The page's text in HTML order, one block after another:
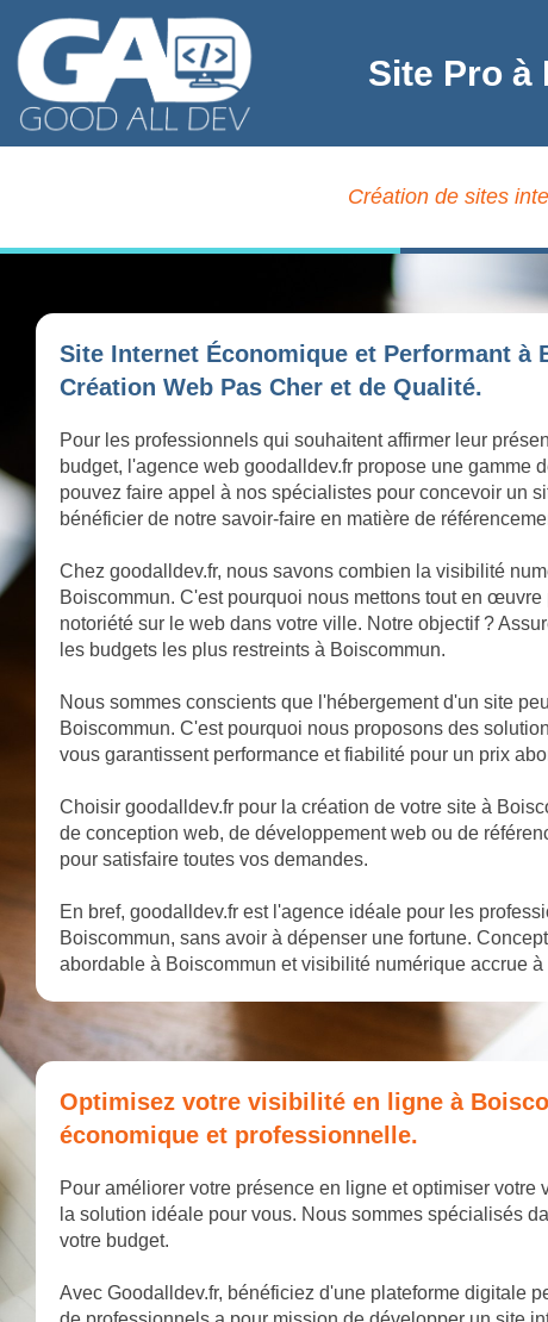
Site Pro à
Création de sites
Site Internet Économique et Performant à
Création Web Pas Cher et de Qualité.
Pour les professionnels qui souhaitent affirmer leur
budget, l'agence web goodalldev.fr propose une gamme
pouvez faire appel à nos spécialistes pour concevoir un
bénéficier de notre savoir-faire en matière de
Chez goodalldev.fr, nous savons combien la visibilité
Boiscommun. C'est pourquoi nous mettons tout en
notoriété sur le web dans votre ville. Notre objectif ?
les budgets les plus restreints à Boiscommun.
Nous sommes conscients que l'hébergement d'un site
Boiscommun. C'est pourquoi nous proposons des
vous garantissent performance et fiabilité pour un prix
Choisir goodalldev.fr pour la création de votre site à
de conception web, de développement web ou de
pour satisfaire toutes vos demandes.
En bref, goodalldev.fr est l'agence idéale pour les
Boiscommun, sans avoir à dépenser une fortune.
abordable à Boiscommun et visibilité numérique accrue
Optimisez votre visibilité en ligne à
économique et professionnelle.
Pour améliorer votre présence en ligne et optimiser
la solution idéale pour vous. Nous sommes spécialisés
votre budget.
Avec Goodalldev.fr, bénéficiez d'une plateforme digitale